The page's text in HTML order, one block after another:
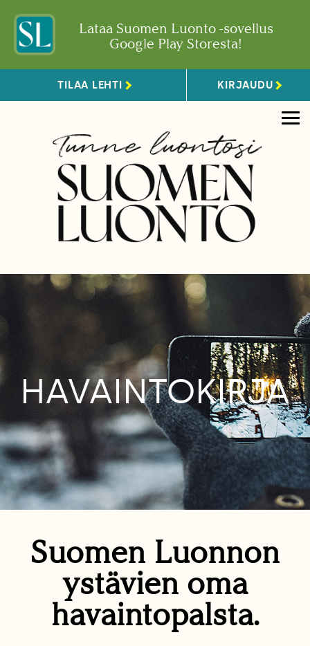
Lataa Suomen Luonto -sovellus
Google Play Storesta!
TILAA LEHTI KIRJAUDU
HAVAINTOKIRJA
Suomen Luonnon
ystävien oma
havaintopalsta.